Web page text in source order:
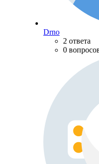
Drno
2 ответа
0